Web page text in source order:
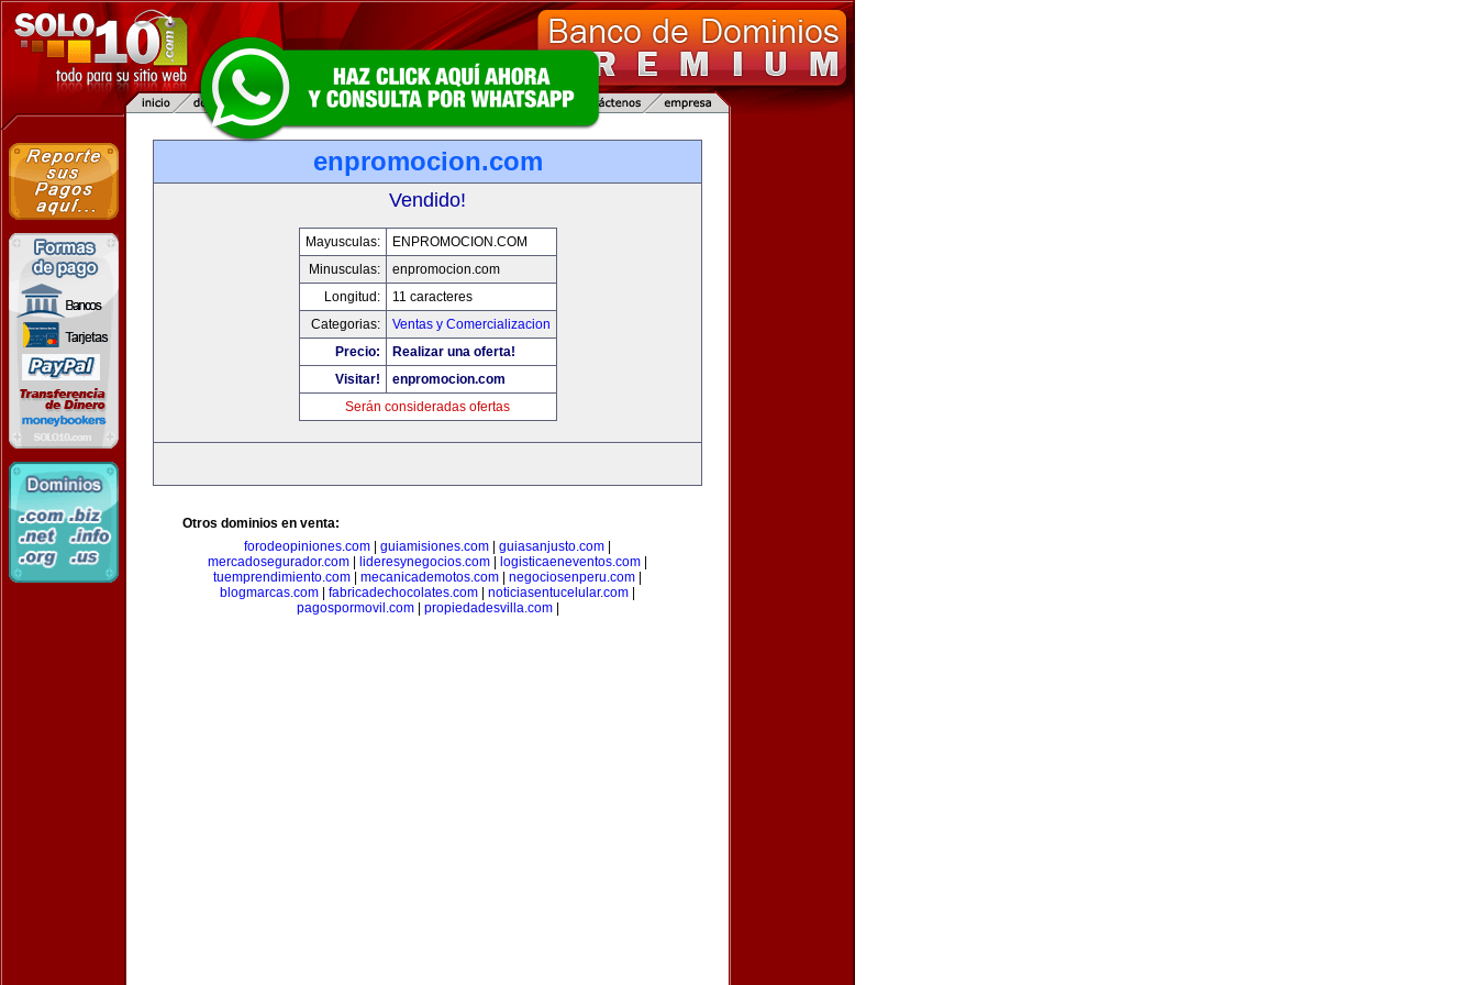
enpromocion.com
Vendido!
Mayusculas:
ENPROMOCION.COM
Minusculas:
enpromocion.com
Longitud:
11 caracteres
Categorias:
Ventas y Comercializacion
Precio:
Realizar una oferta!
Visitar!
enpromocion.com
Serán consideradas ofertas
Otros dominios en venta:
forodeopiniones.com
guiamisiones.com guiasanjusto.com
mercadosegurador.com
lideresynegocios.com logisticaeneventos.com
tuemprendimiento.com
mecanicademotos.com negociosenperu.com
blogmarcas.com
fabricadechocolates.com noticiasentucelular.com
pagospormovil.com| propiedadesvilla.com|